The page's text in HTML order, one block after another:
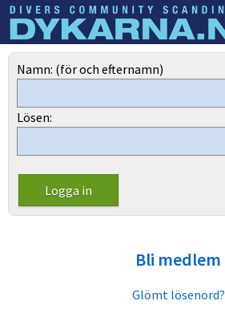
Dyknyheter
Namn: (för och efternamn)
Lösen:
Bli medlem
Glömt lösenord?